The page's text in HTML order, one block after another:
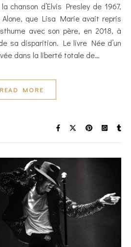
chanson d’Elvis Presley de 1967,
que Lisa Marie avait repris
avec son père, en 2018, à
sa disparition. Le livre Née d’un
dans la liberté totale de…
READ MORE